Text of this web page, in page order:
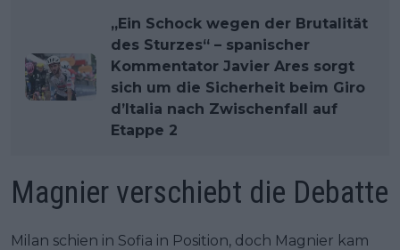
„Ein Schock wegen der Brutalität
des Sturzes“ – spanischer
Kommentator Javier Ares sorgt
sich um die Sicherheit beim Giro
d’Italia nach Zwischenfall auf
Etappe 2
Magnier verschiebt die Debatte
Milan schien in Sofia in Position, doch Magnier kam